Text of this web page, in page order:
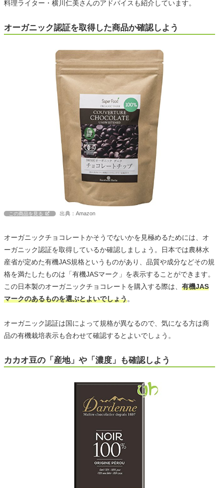
料理ライター・横川仁美さんのアドバイスも紹介しています。
オーガニック認証を取得した商品か確認しよう
この商品を見る 出典：Amazon
オーガニックチョコレートかそうでないかを見極めるためには、オ
ーガニック認証を取得しているか確認しましょう。日本では農林水
産省が定めた有機JAS規格というものがあり、品質や成分などその規
格を満たしたものは「有機JASマーク」を表示することができます。
この日本製のオーガニックチョコレートを購入する際は、 有機JAS
マークのあるものを選ぶとよいでしょう。
オーガニック認証は国によって規格が異なるので、気になる方は商
品の有機栽培表示も合わせて確認するとよいでしょう。
カカオ豆の「産地」や「濃度」も確認しよう